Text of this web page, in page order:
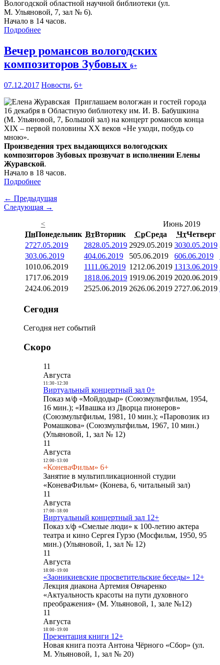
Вологодской областной научной библиотеки (ул.
М. Ульяновой, 7, зал № 6).
Начало в 14 часов.
Подробнее
Вечер романсов вологодских
композиторов Зубовых 6+
07.12.2017 Новости, 6+
Приглашаем вологжан и гостей города
16 декабря в Областную библиотеку им. И. В. Бабушкина
(М. Ульяновой, 7, Большой зал) на концерт романсов конца
XIX – первой половины XX веков «Не уходи, побудь со
мною».
Произведения трех выдающихся вологодских
композиторов Зубовых прозвучат в исполнении Елены
Журавской.
Начало в 18 часов.
Подробнее
← Предыдущая
Следующая →
<
Июнь 2019
ПнПонедельник ВтВторник СрСреда ЧтЧетверг
2727.05.2019 2828.05.2019 2929.05.2019 3030.05.2019
303.06.2019 404.06.2019 505.06.2019 606.06.2019
1010.06.2019 1111.06.2019 1212.06.2019 1313.06.2019
1717.06.2019 1818.06.2019 1919.06.2019 2020.06.2019
2424.06.2019 2525.06.2019 2626.06.2019 2727.06.2019
Сегодня
Сегодня нет событий
Скоро
11
Августа
11:30- 12:30
Виртуальный концертный зал 0+
Показ м/ф «Мойдодыр» (Союзмультфильм, 1954,
16 мин.); «Ивашка из Дворца пионеров»
(Союзмультфильм, 1981, 10 мин.); «Паровозик из
Ромашкова» (Союзмультфильм, 1967, 10 мин.)
(Ульяновой, 1, зал № 12)
11
Августа
12:00- 13:00
«КоневаФильм» 6+
Занятие в мультипликационной студии
«КоневаФильм» (Конева, 6, читальный зал)
11
Августа
17:00- 18:00
Виртуальный концертный зал 12+
Показ х/ф «Смелые люди» к 100-летию актера
театра и кино Сергея Гурзо (Мосфильм, 1950, 95
мин.) (Ульяновой, 1, зал № 12)
11
Августа
18:00- 19:00
«Заоникиевские просветительские беседы» 12+
Лекция диакона Артемия Овчаренко
«Актуальность красоты на пути духовного
преображения» (М. Ульяновой, 1, зале №12)
11
Августа
18:00- 19:00
Презентация книги 12+
Новая книга поэта Антона Чёрного «Сбор» (ул.
М. Ульяновой, 1, зал № 20)